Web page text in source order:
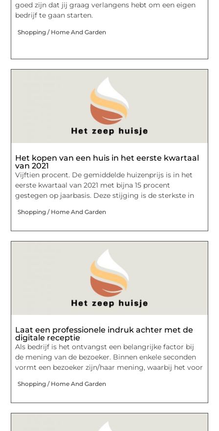
goed zijn dat jij graag verlangens hebt om een eigen
bedrijf te gaan starten.
Shopping / Home And Garden
Het kopen van een huis in het eerste kwartaal
van 2021
Vijftien procent. De gemiddelde huizenprijs is in het
eerste kwartaal van 2021 met bijna 15 procent
gestegen op jaarbasis. Deze stijging is de sterkste in
Shopping / Home And Garden
Laat een professionele indruk achter met de
digitale receptie
Als bedrijf is het ontvangst een belangrijke factor bij
de mening van de bezoeker. Binnen enkele seconden
vormt een bezoeker zijn/haar mening, waarbij het voor
Shopping / Home And Garden